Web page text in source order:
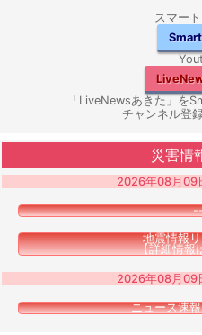
スマー
「LiveNewsあきた」を
チャンネル登
災害情
2026年08月09
地震情報
【詳細情報
2026年08月09
ニュース速